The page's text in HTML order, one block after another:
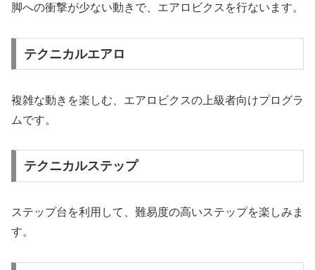
脚への衝撃が少ない動きで、エアロビクスを行ないます。
テクニカルエアロ
複雑な動きを楽しむ、エアロビクスの上級者向けプログラ
ムです。
テクニカルステップ
ステップ台を利用して、難易度の高いステップを楽しみま
す。